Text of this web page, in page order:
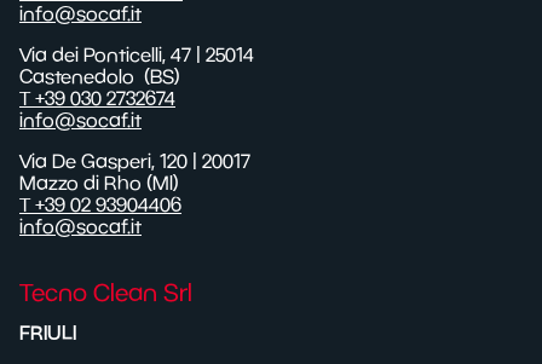
info@socaf.it
Via dei Ponticelli, 47
| 25014
Castenedolo (BS)
T +39 030 2732674
info@socaf.it
Via De Gasperi, 120 | 20017
Mazzo di Rho (MI)
T +39 02 93904406
info@socaf.it
Tecno Clean Srl
FRIULI